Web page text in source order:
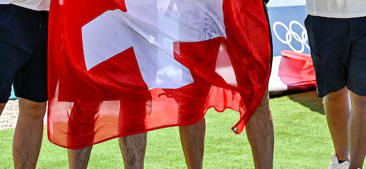
Un nouveau Maxi Edmond de
Source
Gitana Team
8 mai 2025
0